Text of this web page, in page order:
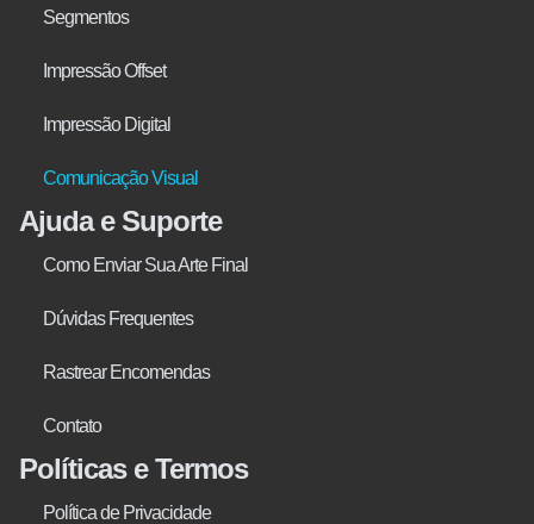
Segmentos
Impressão Offset
Impressão Digital
Comunicação Visual
Ajuda e Suporte
Como Enviar Sua Arte Final
Dúvidas Frequentes
Rastrear Encomendas
Contato
Políticas e Termos
Política de Privacidade